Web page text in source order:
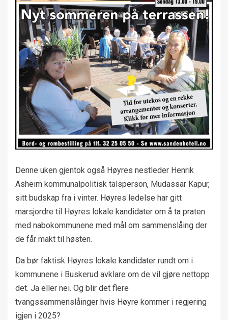
Denne uken gjentok også Høyres nestleder Henrik
Asheim kommunalpolitisk talsperson, Mudassar Kapur,
sitt budskap fra i vinter. Høyres ledelse har gitt
marsjordre til Høyres lokale kandidater om å ta praten
med nabokommunene med mål om sammenslåing der
de får makt til høsten.
Da bør faktisk Høyres lokale kandidater rundt om i
kommunene i Buskerud avklare om de vil gjøre nettopp
det. Ja eller nei. Og blir det flere
tvangssammenslåinger hvis Høyre kommer i regjering
igjen i 2025?